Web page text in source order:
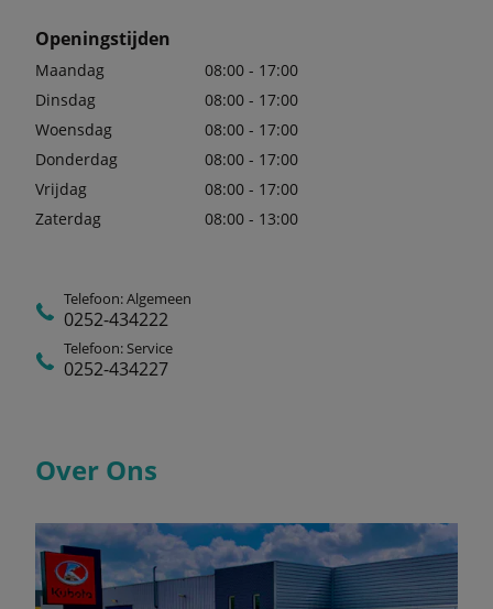
Openingstijden
Maandag
08:00 - 17:00
Dinsdag
08:00 - 17:00
Woensdag
08:00 - 17:00
Donderdag
08:00 - 17:00
Vrijdag
08:00 - 17:00
Zaterdag
08:00 - 13:00
Telefoon: Algemeen
0252-434222
Telefoon: Service
0252-434227
Over Ons